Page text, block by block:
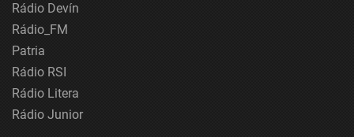
Rádio Devín
Rádio_FM
Patria
Rádio RSI
Rádio Litera
Rádio Junior